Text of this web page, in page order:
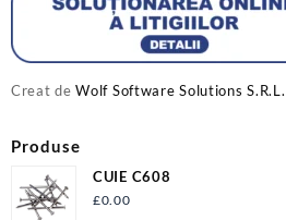
Creat deWolf Software Solutions S.R.L.
Produse
CUIE C608
£0.00